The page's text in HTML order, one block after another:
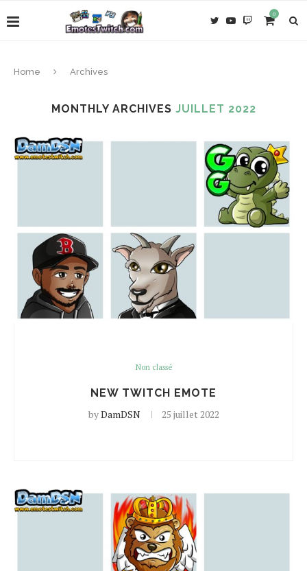
0
Home Archives
MONTHLY ARCHIVES JUILLET 2022
Non classé
NEW TWITCH EMOTE
byDamDSN 25 juillet 2022